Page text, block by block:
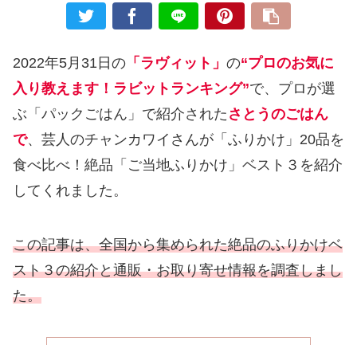
2022年5月31日の 「ラヴィット」 の“プロのお気に
入り教えます！ラビットランキング”で、プロが選
ぶ「パックごはん」で紹介された さとうのごはん
で、芸人のチャンカワイさんが「ふりかけ」20品を
食べ比べ！絶品「ご当地ふりかけ」ベスト３を紹介
してくれました。
この記事は、全国から集められた絶品のふりかけベ
スト３の紹介と通販・お取り寄せ情報を調査しまし
た。